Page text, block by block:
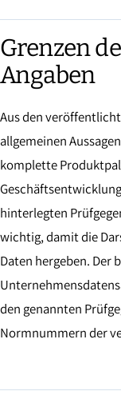
Grenzen
Angaben
Aus den
allgemeinen
komplette
hinterlegten
wichtig, damit die
Daten hergeben. Der
den genannten
Normnummern der